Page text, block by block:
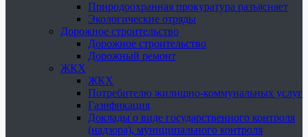
Природоохранная прокуратура разъясняет
Экологические отряды
Дорожное строительство
Дорожное строительство
Дорожный ремонт
ЖКХ
ЖКХ
Потребителю жилищно-коммунальных услуг
Газификация
Доклады о виде государственного контроля
(надзора), муниципального контроля